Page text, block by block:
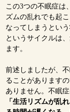
この3つの不眠症は
ズムの乱れでも起
なってしまうとい
というサイクルは
ます。
前述しましたが、
ることがあります
ありません。不眠
「生活リズムが